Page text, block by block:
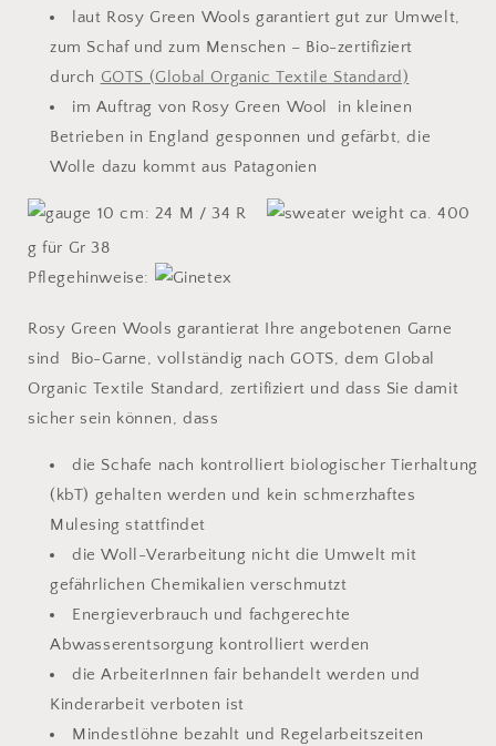
laut Rosy Green Wools garantiert gut zur Umwelt,
zum Schaf und zum Menschen – Bio-zertifiziert
durch GOTS (Global Organic Textile Standard)
im Auftrag von Rosy Green Wool in kleinen
Betrieben in England gesponnen und gefärbt, die
Wolle dazu kommt aus Patagonien
10 cm: 24 M / 34 R
ca. 400
g für Gr 38
Pflegehinweise:
Rosy Green Wools garantierat Ihre angebotenen Garne
sind Bio-Garne, vollständig nach GOTS, dem Global
Organic Textile Standard, zertifiziert und dass Sie damit
sicher sein können, dass
die Schafe nach kontrolliert biologischer Tierhaltung
(kbT) gehalten werden und kein schmerzhaftes
Mulesing stattfindet
die Woll-Verarbeitung nicht die Umwelt mit
gefährlichen Chemikalien verschmutzt
Energieverbrauch und fachgerechte
Abwasserentsorgung kontrolliert werden
die ArbeiterInnen fair behandelt werden und
Kinderarbeit verboten ist
Mindestlöhne bezahlt und Regelarbeitszeiten